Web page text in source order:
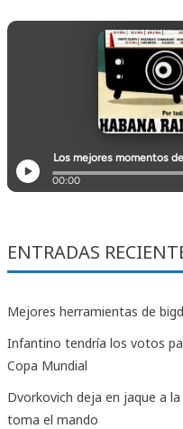
ENTRADAS
Mejores herramientas de
Infantino tendría los votos
Copa Mundial
Dvorkovich deja en jaque a la
toma el mando